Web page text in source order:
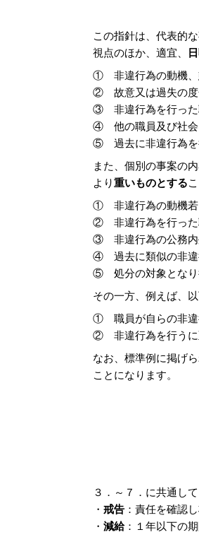
この指針は、代表的
視点のほか、適宜、
① 非違行為の動機、
② 故意又は過失の度
③ 非違行為を行った
④ 他の職員及び社会
⑤ 過去に非違行為を
また、個別の事案の
より重いものとする
① 非違行為の動機若
② 非違行為を行った
③ 非違行為の公務内
④ 過去に類似の非違
⑤ 処分の対象となり
その一方、例えば、
① 職員が自らの非違
② 非違行為を行うに
なお、標準例に掲げ
ことになります。
３．～７．に共通し
・ 戒告 ：責任を確認
・ 減給：１年以下の